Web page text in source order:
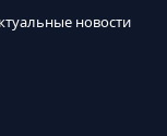
новости